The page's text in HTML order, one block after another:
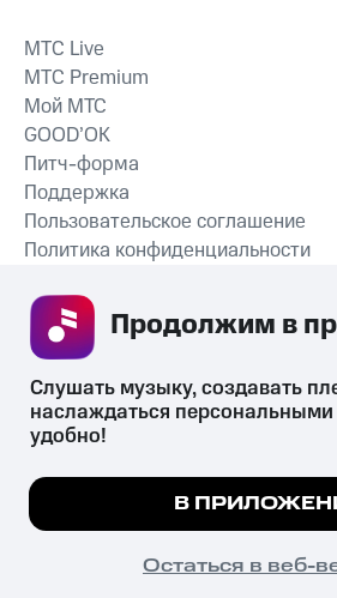
СКАЧАТЬ
MTС Live
MTС Premium
Мой МТС
GOOD’OK
Питч-форма
Поддержка
Пользовательское соглашение
Политика конфиденциальности
психотропных веществ, их аналогов
их незаконный оборот запрещён и
законодательством ответственность.
© 2026 ООО «КИОН».
Все права защищены
Мы используем куки, чтобы на
Подробнее
ПОНЯТНО
Слушать музыку, создавать
наслаждаться
удобно!
В
Остаться в веб-